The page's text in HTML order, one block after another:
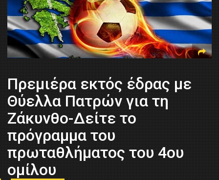
Πρεμιέρα εκτός έδρας με
Θύελλα Πατρών για τη
Ζάκυνθο-Δείτε το
πρόγραμμα του
πρωταθλήματος του 4ου
ομίλου